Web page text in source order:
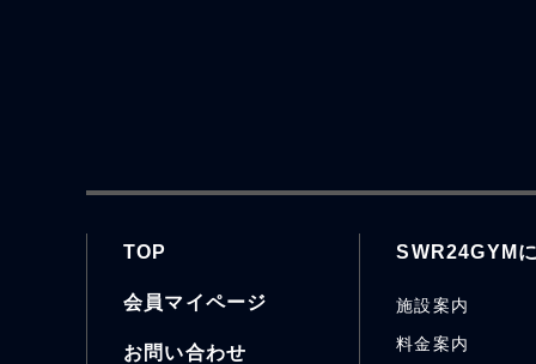
TOP
会員マイページ
お問い合わせ
SWR24GYM
施設案内
料金案内